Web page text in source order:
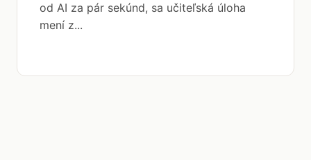
od AI za pár sekúnd, sa učiteľská úloha
mení z...